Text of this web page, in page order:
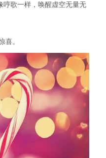
哼歌一样，唤醒虚空无量无
喜。